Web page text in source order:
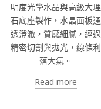
明度光學水晶與高級大理
石底座製作，水晶面板通
透澄澈，質感細膩，經過
精密切割與拋光，線條利
落大氣。
Read more